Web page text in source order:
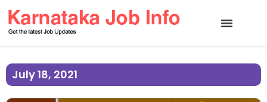
July 18, 2021